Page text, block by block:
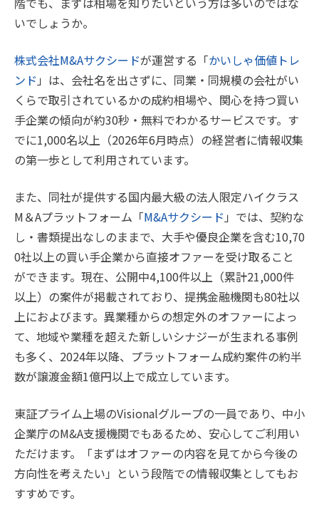
いでしょうか。
株式会社M&Aサクシードが運営する「かいしゃ価値トレ
ンド 」は、会社名を出さずに、同業・同規模の会社がい
くらで取引されているかの成約相場や、関心を持つ買い
手企業の傾向が約30秒・無料でわかるサービスです。す
でに1,000名以上（2026年6月時点）の経営者に情報収集
の第一歩として利用されています。
また、同社が提供する国内最大級の法人限定ハイクラス
M＆Aプラットフォーム「M&Aサクシード 」では、契約な
し・書類提出なしのままで、大手や優良企業を含む10,70
0社以上の買い手企業から直接オファーを受け取ること
ができます。現在、公開中4,100件以上（累計21,000件
以上）の案件が掲載されており、提携金融機関も80社以
上におよびます。異業種からの想定外のオファーによっ
て、地域や業種を超えた新しいシナジーが生まれる事例
も多く、2024年以降、プラットフォーム成約案件の約半
数が譲渡金額1億円以上で成立しています。
東証プライム上場のVisionalグループの一員であり、中小
企業庁のM&A支援機関でもあるため、安心してご利用い
ただけます。「まずはオファーの内容を見てから今後の
方向性を考えたい」という段階での情報収集としてもお
すすめです。